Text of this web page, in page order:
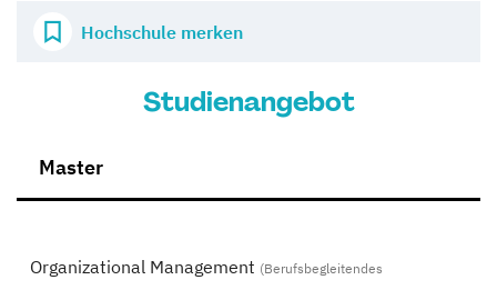
Hochschule merken
Studienangebot
Master
Organizational Management (Berufsbegleitendes